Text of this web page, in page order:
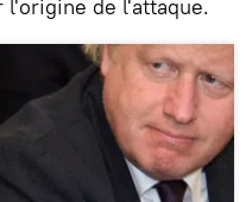
de l'attaque.